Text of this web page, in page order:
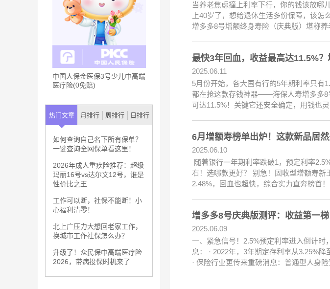
中国人保金医保3号少儿中高端
医疗险(0免赔)
热门文章 月排行 周排行 日排行
如何查询自己名下所有保单？
一键查询全网保单看这里！
2026年成人重疾险推荐：超级
玛丽16号vs达尔文12号，谁是
性价比之王
工作可以断，社保不能断！小
心福利清零！
北上广压力大想回老家工作，
换城市工作社保怎么办？
升级了！众民保中高端医疗险
2026，带病投保时机来了
当养老焦虑撞上利率下行，你的钱该放哪
上40岁了，想给退休生活多份保障，该
增多多8号增额终身寿险（庆典版）堪称养
最快3年回血，收益最高达11.5%？
2025.06.11
5月份开始，各大国有行的5年期利率只有
都在抢这款存钱神器——海保人寿增多多8
可达11.5%！关键它还安全确定，用钱也
6月增额寿榜单出炉！这款新品居然
2025.06.10
随着银行一年期利率跌破1，预定利率
右！选哪款更好？ 别急！固收型增额寿
2.48%，回血也超快，综合实力直奔榜首
增多多8号庆典版测评：收益第一
2025.06.09
一、紧急信号！2.5%预定利率进入倒计时
息： · 2022年，3年期定存利率从3.25%
· 保险行业更传来重磅消息：普通型人身